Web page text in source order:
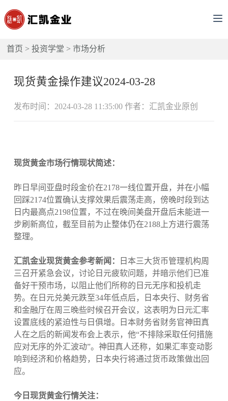
首页 >投资学堂 >市场分析
现货黄金操作建议2024-03-28
发布时间：2024-03-28 11:35:00 作者：汇凯金业原创
现货黄金市场行情现状简述：
昨日早间亚盘时段金价在2178一线位置开盘，并在小幅
回踩2174位置确认支撑效果后震荡走高，傍晚时段到达
日内最高点2198位置，不过在晚间美盘开盘后未能进一
步刷新高位，截至目前为止整体仍在2188上方进行震荡
整理。
汇凯金业现货黄金参考新闻：
日本三大货币管理机构周
三召开紧急会议，讨论日元疲软问题，并暗示他们已准
备好干预市场，以阻止他们所称的日元无序和投机走
势。在日元兑美元跌至34年低点后，日本央行、财务省
和金融厅在周三晚些时候召开会议，这表明为日元汇率
设置底线的紧迫性与日俱增。日本财务省财务官神田真
人在之后的新闻发布会上表示，他“不排除采取任何措施
应对无序的外汇波动”。神田真人还称，如果汇率变动影
响到经济和价格趋势，日本央行将通过货币政策做出回
应。
今日现货黄金行情关注：